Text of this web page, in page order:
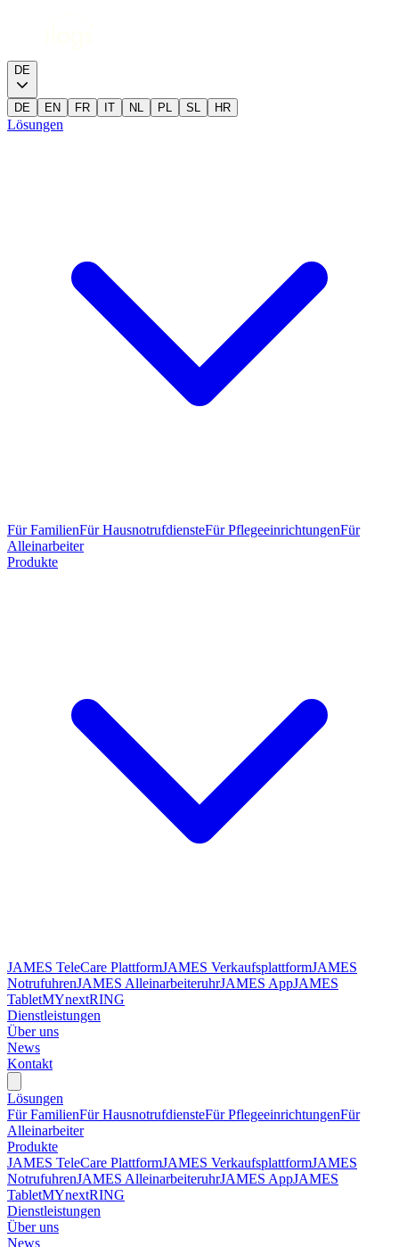
DE
DE EN FR IT NL PL SL HR
Lösungen
Für FamilienFür HausnotrufdiensteFür PflegeeinrichtungenFür
Alleinarbeiter
Produkte
JAMES TeleCare PlattformJAMES VerkaufsplattformJAMES
NotrufuhrenJAMES AlleinarbeiteruhrJAMES AppJAMES
TabletMYnextRING
Dienstleistungen
Über uns
News
Kontakt
Lösungen
Für FamilienFür HausnotrufdiensteFür PflegeeinrichtungenFür
Alleinarbeiter
Produkte
JAMES TeleCare PlattformJAMES VerkaufsplattformJAMES
NotrufuhrenJAMES AlleinarbeiteruhrJAMES AppJAMES
TabletMYnextRING
Dienstleistungen
Über uns
News